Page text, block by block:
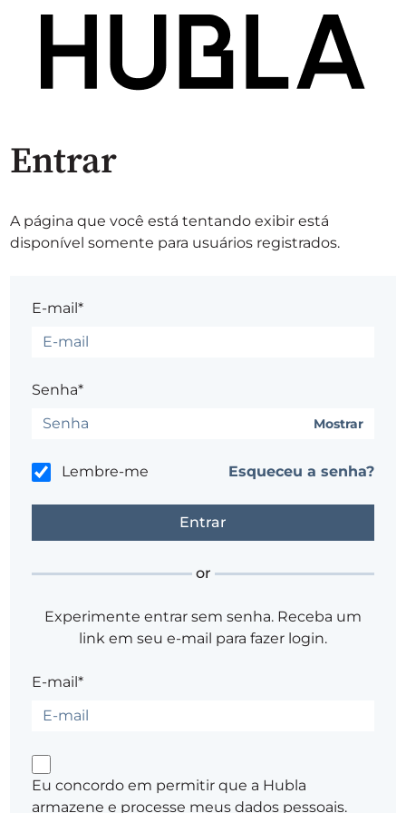
Entrar
A página que você está tentando exibir está
disponível somente para usuários registrados.
E-mail*
Senha*
Mostrar
Lembre-me Esqueceu a senha?
or
Experimente entrar sem senha. Receba um
link em seu e-mail para fazer login.
E-mail*
Eu concordo em permitir que a Hubla
armazene e processe meus dados pessoais.